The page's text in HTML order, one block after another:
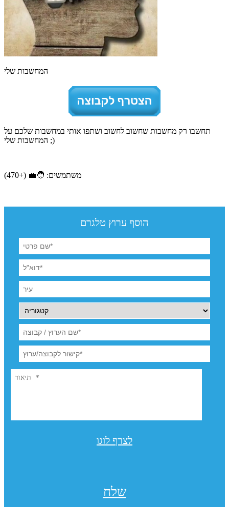
המחשבות שלי
תחשבו רק מחשבות שחשוב לחשוב ושתפו אותי במחשבות שלכם על
המחשבות שלי ;)
משתמשים: 🧑‍💼 (+470)
הוסף ערוץ טלגרם
לצרף לוגו
שלח